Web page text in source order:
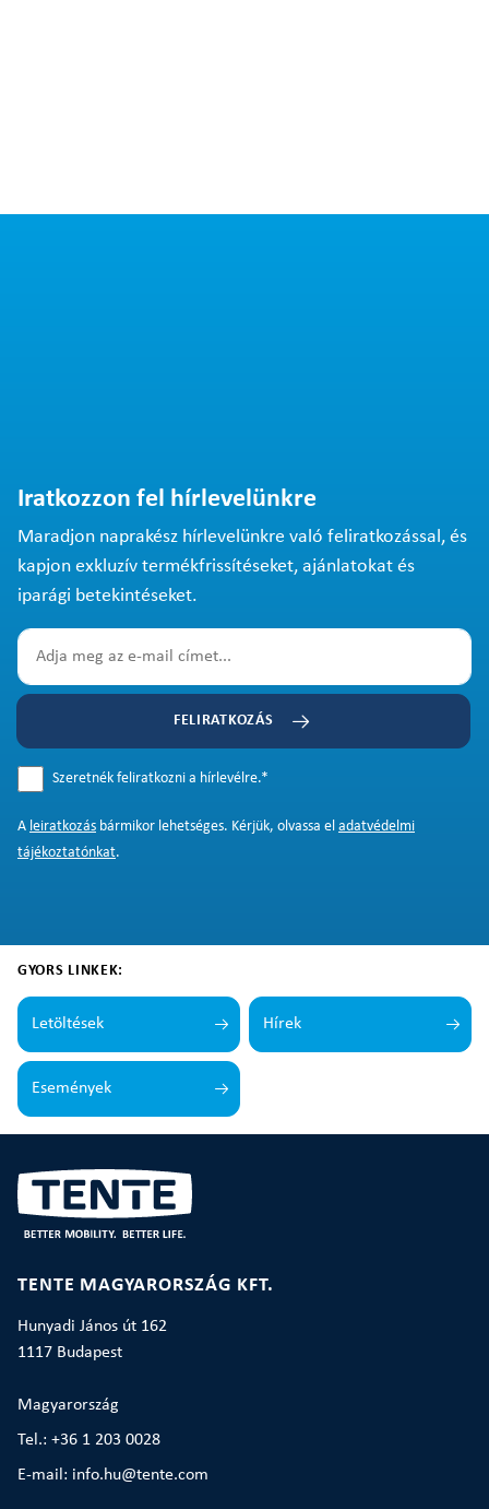
Iratkozzon fel hírlevelünkre
Maradjon naprakész hírlevelünkre való feliratkozással, és
kapjon exkluzív termékfrissítéseket, ajánlatokat és
iparági betekintéseket.
FELIRATKOZÁS
Szeretnék feliratkozni a hírlevélre.*
A leiratkozás bármikor lehetséges. Kérjük, olvassa el adatvédelmi
tájékoztatónkat.
GYORS LINKEK:
Letöltések Hírek
Események
TENTE MAGYARORSZÁG KFT.
Hunyadi János út 162
1117 Budapest
Magyarország
Tel.: +36 1 203 0028
E-mail: info.hu@tente.com